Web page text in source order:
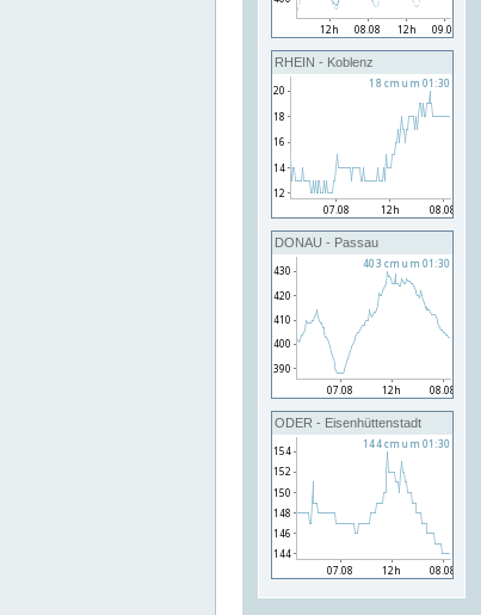
RHEIN - Koblenz
DONAU - Passau
ODER - Eisenhüttenstadt